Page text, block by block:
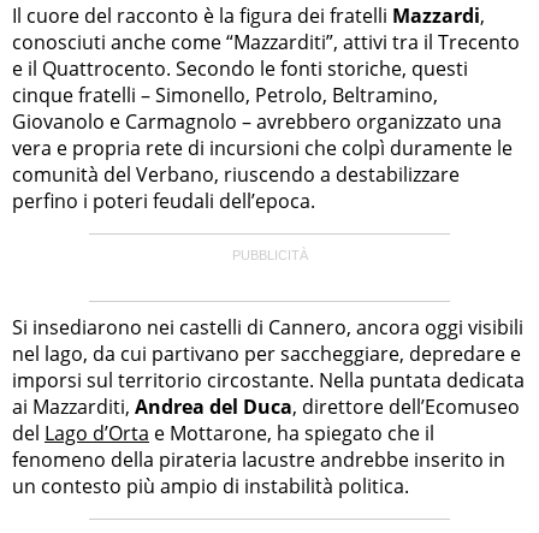
Il cuore del racconto è la figura dei fratelli Mazzardi,
conosciuti anche come “Mazzarditi”, attivi tra il Trecento
e il Quattrocento. Secondo le fonti storiche, questi
cinque fratelli – Simonello, Petrolo, Beltramino,
Giovanolo e Carmagnolo – avrebbero organizzato una
vera e propria rete di incursioni che colpì duramente le
comunità del Verbano, riuscendo a destabilizzare
perfino i poteri feudali dell’epoca.
Si insediarono nei castelli di Cannero, ancora oggi visibili
nel lago, da cui partivano per saccheggiare, depredare e
imporsi sul territorio circostante. Nella puntata dedicata
ai Mazzarditi, Andrea del Duca, direttore dell’Ecomuseo
del Lago d’Orta e Mottarone, ha spiegato che il
fenomeno della pirateria lacustre andrebbe inserito in
un contesto più ampio di instabilità politica.